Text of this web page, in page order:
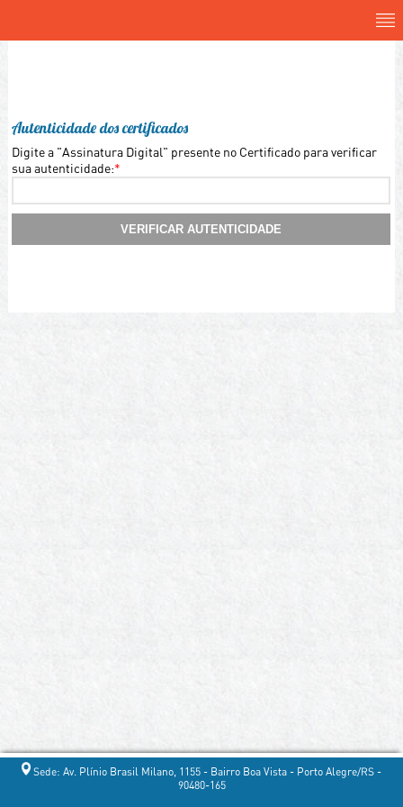
Autenticidade dos certificados
Digite a "Assinatura Digital" presente no Certificado para verificar
sua autenticidade:*
Sede: Av. Plínio Brasil Milano, 1155 - Bairro Boa Vista - Porto Alegre/RS -
90480-165